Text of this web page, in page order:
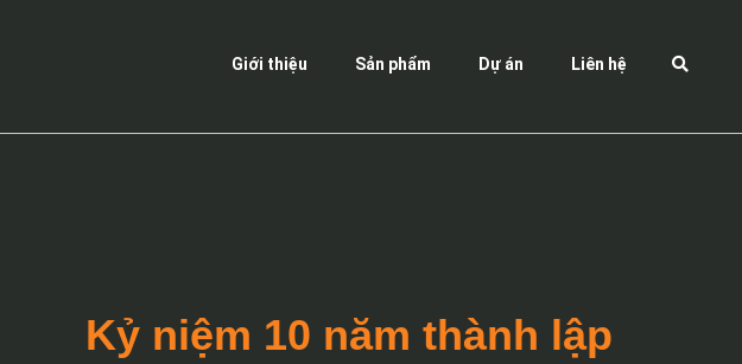
Giới thiệu Sản phẩm Dự án Liên hệ
Kỷ niệm 10 năm thành lập